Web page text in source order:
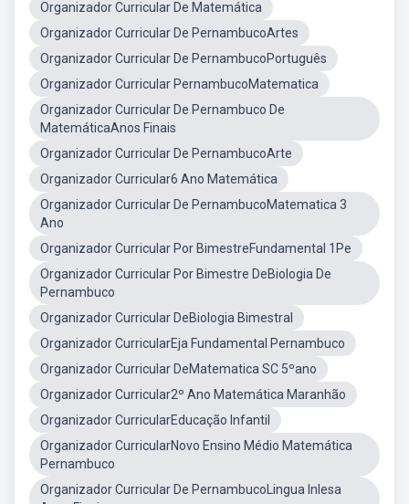
Organizador Curricular De Matemática
Organizador Curricular De PernambucoArtes
Organizador Curricular De PernambucoPortuguês
Organizador Curricular PernambucoMatematica
Organizador Curricular De Pernambuco De
MatemáticaAnos Finais
Organizador Curricular De PernambucoArte
Organizador Curricular6 Ano Matemática
Organizador Curricular De PernambucoMatematica 3
Ano
Organizador Curricular Por BimestreFundamental 1Pe
Organizador Curricular Por Bimestre DeBiologia De
Pernambuco
Organizador Curricular DeBiologia Bimestral
Organizador CurricularEja Fundamental Pernambuco
Organizador Curricular DeMatematica SC 5ºano
Organizador Curricular2º Ano Matemática Maranhão
Organizador CurricularEducação Infantil
Organizador CurricularNovo Ensino Médio Matemática
Pernambuco
Organizador Curricular De PernambucoLingua Inlesa